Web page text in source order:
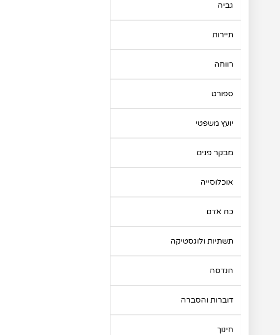
גביה
תיירות
רווחה
ספורט
יועץ משפטי
מבקר פנים
אוכלוסייה
כח אדם
תשתיות ולוגסטיקה
הנדסה
דוברות והסברה
חינוך